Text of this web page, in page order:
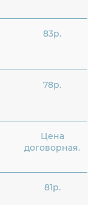
83р.
78р.
Цена
договорная.
81р.